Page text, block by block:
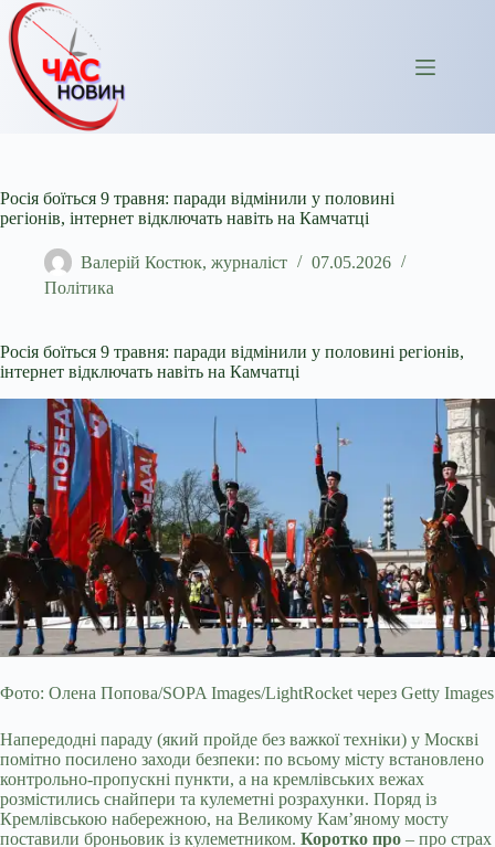
Перейти
до
вмісту
Росія боїться 9 травня: паради відмінили у половині
регіонів, інтернет відключать навіть на Камчатці
Валерій Костюк, журналіст
07.05.2026
Політика
Росія боїться 9 травня: паради відмінили у половині регіонів,
інтернет відключать навіть на Камчатці
Фото: Олена Попова/SOPA Images/LightRocket через Getty Images
Напередодні параду (який пройде без важкої техніки) у Москві
помітно посилено заходи безпеки: по всьому місту встановлено
контрольно-пропускні пункти, а на кремлівських вежах
розмістились снайпери та кулеметні розрахунки. Поряд із
Кремлівською набережною, на Великому Кам’яному мосту
поставили броньовик із кулеметником. Коротко про – про страх